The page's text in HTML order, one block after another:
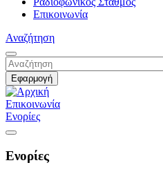
Επικοινωνία
Αναζήτηση
Επικοινωνία
Ενορίες
Ενορίες